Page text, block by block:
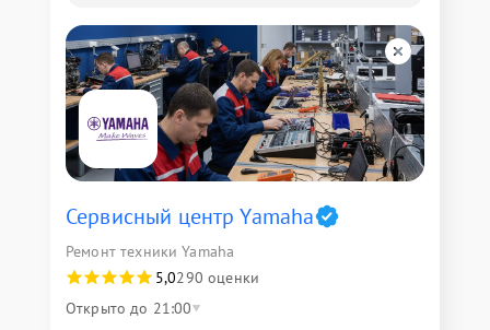
Сервисный центр Yamaha
Ремонт техники Yamaha
5,0290 оценки
Открыто до 21:00